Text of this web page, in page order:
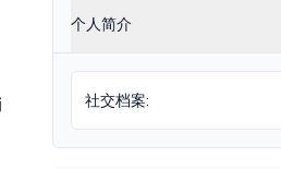
个人简介
社交档案: